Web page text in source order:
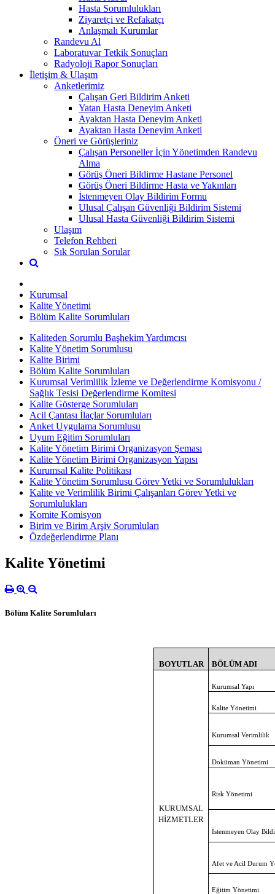
Hasta Sorumlulukları
Ziyaretçi ve Refakatçı
Anlaşmalı Kurumlar
Randevu Al
Laboratuvar Tetkik Sonuçları
Radyoloji Rapor Sonuçları
İletişim & Ulaşım
Anketlerimiz
Çalışan Geri Bildirim Anketi
Yatan Hasta Deneyim Anketi
Ayaktan Hasta Deneyim Anketi
Ayaktan Hasta Deneyim Anketi
Öneri ve Görüşleriniz
Çalışan Personeller İçin Yönetimden Randevu
Alma
Görüş Öneri Bildirme Hastane Personel
Görüş Öneri Bildirme Hasta ve Yakınları
İstenmeyen Olay Bildirim Formu
Ulusal Çalışan Güvenliği Bildirim Sistemi
Ulusal Hasta Güvenliği Bildirim Sistemi
Ulaşım
Telefon Rehberi
Sık Sorulan Sorular
Kurumsal
Kalite Yönetimi
Bölüm Kalite Sorumluları
Kaliteden Sorumlu Başhekim Yardımcısı
Kalite Yönetim Sorumlusu
Kalite Birimi
Bölüm Kalite Sorumluları
Kurumsal Verimlilik İzleme ve Değerlendirme Komisyonu /
Sağlık Tesisi Değerlendirme Komitesi
Kalite Gösterge Sorumluları
Acil Çantası İlaçlar Sorumluları
Anket Uygulama Sorumlusu
Uyum Eğitim Sorumluları
Kalite Yönetim Birimi Organizasyon Şeması
Kalite Yönetim Birimi Organizasyon Yapısı
Kurumsal Kalite Politikası
Kalite Yönetim Sorumlusu Görev Yetki ve Sorumlulukları
Kalite ve Verimlilik Birimi Çalışanları Görev Yetki ve
Sorumlulukları
Komite Komisyon
Birim ve Birim Arşiv Sorumluları
Özdeğerlendirme Planı
Kalite Yönetimi
Bölüm Kalite Sorumluları
BOYUTLAR BÖLÜM ADI
KURUMSAL
HİZMETLER
Kurumsal Yapı
Kalite Yönetimi
Kurumsal Verimlilik
Doküman Yönetimi
Risk Yönetimi
İstenmeyen Olay
Afet ve Acil Durum
Eğitim Yönetimi